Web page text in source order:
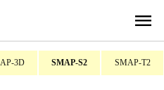
menu
3D SMAP-S2 SMAP-T2